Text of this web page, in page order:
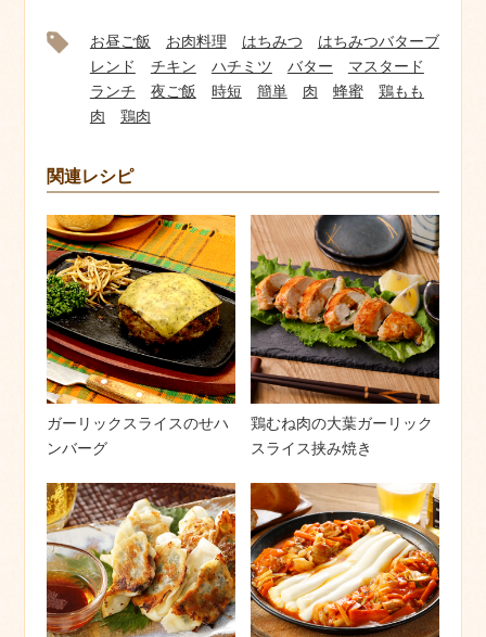
お昼ご飯 お肉料理 はちみつ
はちみつバターブ
レンド
チキン ハチミツ バター
マスタード
ランチ
夜ご飯 時短 簡単 肉 蜂蜜
鶏もも
肉
鶏肉
関連レシピ
ガーリックスライスのせハ
ンバーグ
鶏むね肉の大葉ガーリック
スライス挟み焼き